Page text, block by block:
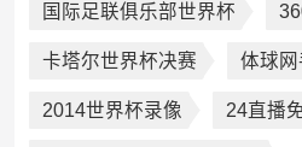
国际足联俱乐部世界杯
卡塔尔世界杯决赛 体球
2014世界杯录像 24直播